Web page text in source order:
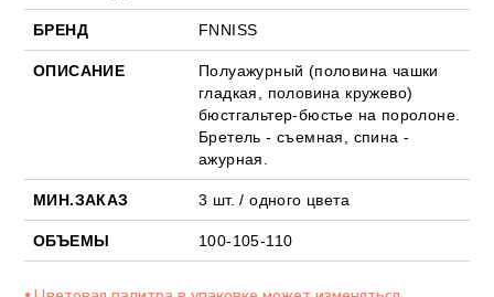
БРЕНД FNNISS
ОПИСАНИЕ
Полуажурный (половина чашки
гладкая, половина кружево)
бюстгальтер-бюстье на поролоне.
Бретель - съемная, спина -
ажурная.
МИН.ЗАКАЗ 3 шт. / одного цвета
ОБЪЕМЫ 100-105-110